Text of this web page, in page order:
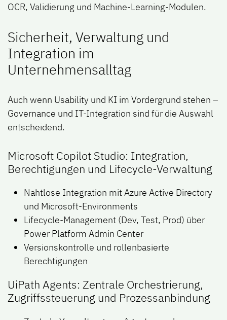
OCR, Validierung und Machine-Learning-Modulen.
Sicherheit, Verwaltung und
Integration im
Unternehmensalltag
Auch wenn Usability und KI im Vordergrund stehen –
Governance und IT-Integration sind für die Auswahl
entscheidend.
Microsoft Copilot Studio: Integration,
Berechtigungen und Lifecycle-Verwaltung
Nahtlose Integration mit Azure Active Directory
und Microsoft-Environments
Lifecycle-Management (Dev, Test, Prod) über
Power Platform Admin Center
Versionskontrolle und rollenbasierte
Berechtigungen
UiPath Agents: Zentrale Orchestrierung,
Zugriffssteuerung und Prozessanbindung